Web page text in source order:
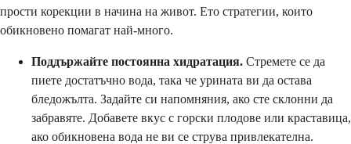
прости корекции в начина на живот. Ето стратегии, които
обикновено помагат най-много.
Поддържайте постоянна хидратация. Стремете се да
пиете достатъчно вода, така че урината ви да остава
бледожълта. Задайте си напомняния, ако сте склонни да
забравяте. Добавете вкус с горски плодове или краставица,
ако обикновена вода не ви се струва привлекателна.